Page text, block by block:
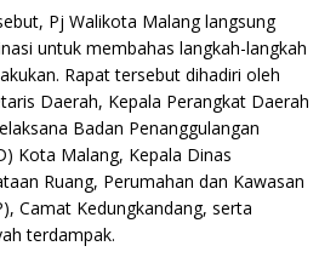
Pj Walikota Malang langsung
untuk membahas langkah-langkah
Rapat tersebut dihadiri oleh
Daerah, Kepala Perangkat Daerah
Badan Penanggulangan
Kota Malang, Kepala Dinas
Ruang, Perumahan dan Kawasan
Camat Kedungkandang, serta
terdampak.